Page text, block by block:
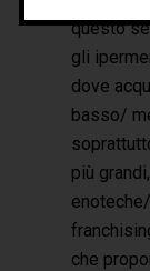
questo
gli
dove
basso/
più
che